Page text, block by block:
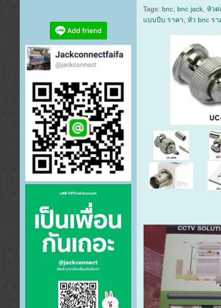
Tags: bnc bnc jack ,หัวต่
แบบบีบ ราคา ,หัว bnc รา